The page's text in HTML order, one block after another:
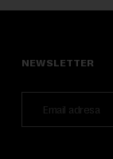
NEWSLETTER